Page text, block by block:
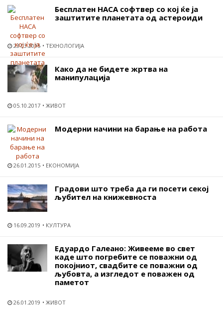
Бесплатен НАСА софтвер со кој ќе ја
заштитите планетата од астероиди
23.03.2015 ТЕХНОЛОГИЈА
Како да не бидете жртва на
манипулација
05.10.2017 ЖИВОТ
Модерни начини на барање на работа
26.01.2015 ЕКОНОМИЈА
Градови што треба да ги посети секој
љубител на книжевноста
16.09.2019 КУЛТУРА
Едуардо Галеано: Живееме во свет
каде што погребите се поважни од
покојниот, свадбите се поважни од
љубовта, а изгледот е поважен од
паметот
26.01.2019 ЖИВОТ